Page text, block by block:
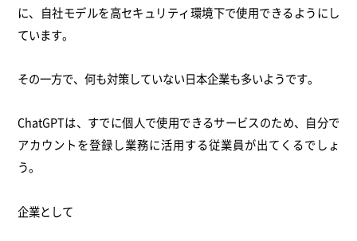
に、自社モデルを高セキュリティ環境下で使用できるようにし
ています。
その一方で、何も対策していない日本企業も多いようです。
ChatGPTは、すでに個人で使用できるサービスのため、自分で
アカウントを登録し業務に活用する従業員が出てくるでしょ
う。
企業として